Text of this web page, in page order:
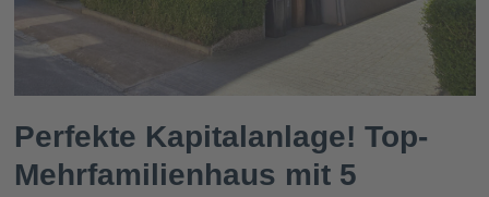
Perfekte Kapitalanlage! Top-
Mehrfamilienhaus mit 5